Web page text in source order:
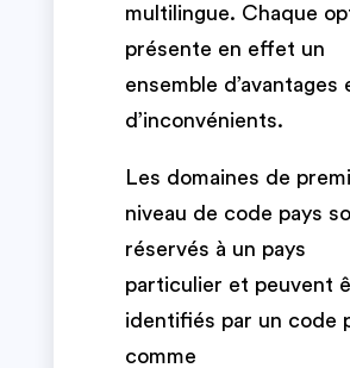
multilingue. Chaque
présente en effet un
ensemble d’avantages
d’inconvénients.
Les domaines de
niveau de code pays
réservés à un pays
particulier et peuvent
identifiés par un code
comme